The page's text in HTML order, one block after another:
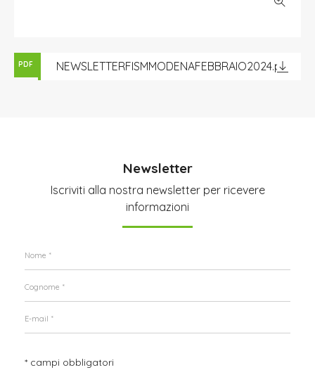
PDF NEWSLETTERFISMMODENAFEBBRAIO2024.pdf
Newsletter
Iscriviti alla nostra newsletter per ricevere
informazioni
* campi obbligatori